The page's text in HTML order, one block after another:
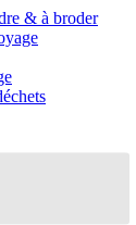
& à broder